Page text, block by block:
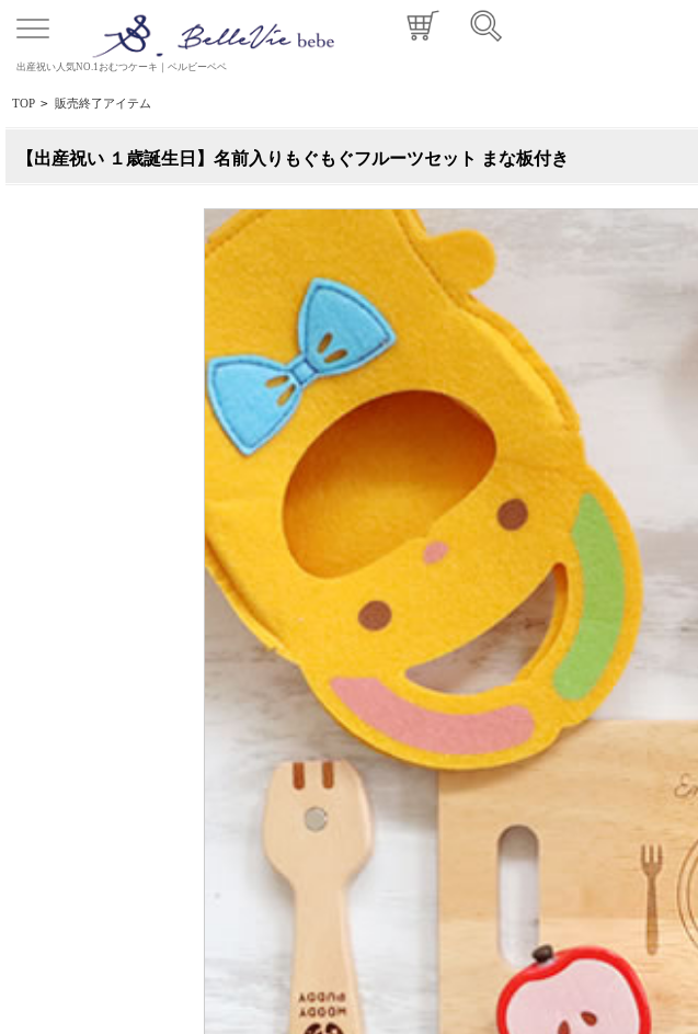
出産祝い人気NO.1おむつケーキ｜ベルビーベベ
TOP > 販売終了アイテム
【出産祝い １歳誕生日】名前入りもぐもぐフルーツセット まな板付き